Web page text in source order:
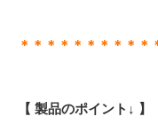
＊＊＊＊＊＊＊＊＊＊
【 製品のポイント↓ 】